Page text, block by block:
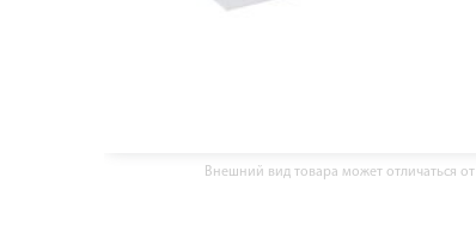
Внешний вид товара может отличаться